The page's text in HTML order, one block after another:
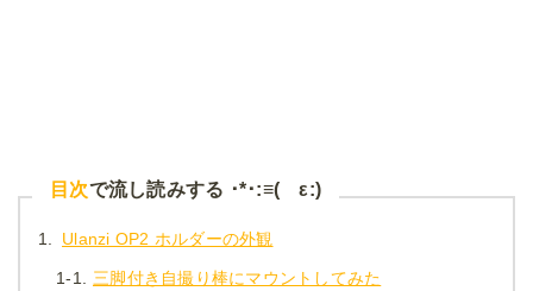
目次で流し読みする ･*･:≡( ε:)
1. Ulanzi OP2 ホルダーの外観
1-1. 三脚付き自撮り棒にマウントしてみた